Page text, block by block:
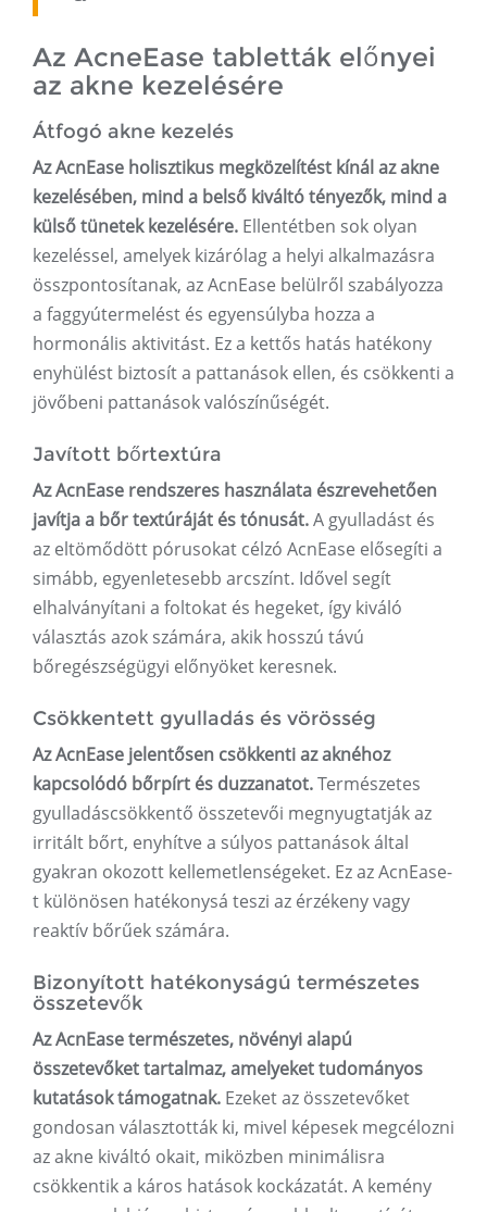
Az AcneEase tabletták előnyei
az akne kezelésére
Átfogó akne kezelés
Az AcnEase holisztikus megközelítést kínál az akne
kezelésében, mind a belső kiváltó tényezők, mind a
külső tünetek kezelésére. Ellentétben sok olyan
kezeléssel, amelyek kizárólag a helyi alkalmazásra
összpontosítanak, az AcnEase belülről szabályozza
a faggyútermelést és egyensúlyba hozza a
hormonális aktivitást. Ez a kettős hatás hatékony
enyhülést biztosít a pattanások ellen, és csökkenti a
jövőbeni pattanások valószínűségét.
Javított bőrtextúra
Az AcnEase rendszeres használata észrevehetően
javítja a bőr textúráját és tónusát.A gyulladást és
az eltömődött pórusokat célzó AcnEase elősegíti a
simább, egyenletesebb arcszínt. Idővel segít
elhalványítani a foltokat és hegeket, így kiváló
választás azok számára, akik hosszú távú
bőregészségügyi előnyöket keresnek.
Csökkentett gyulladás és vörösség
Az AcnEase jelentősen csökkenti az aknéhoz
kapcsolódó bőrpírt és duzzanatot.Természetes
gyulladáscsökkentő összetevői megnyugtatják az
irritált bőrt, enyhítve a súlyos pattanások által
gyakran okozott kellemetlenségeket. Ez az AcnEase-
t különösen hatékonysá teszi az érzékeny vagy
reaktív bőrűek számára.
Bizonyított hatékonyságú természetes
összetevők
Az AcnEase természetes, növényi alapú
összetevőket tartalmaz, amelyeket tudományos
kutatások támogatnak. Ezeket az összetevőket
gondosan választották ki, mivel képesek megcélozni
az akne kiváltó okait, miközben minimálisra
csökkentik a káros hatások kockázatát. A kemény